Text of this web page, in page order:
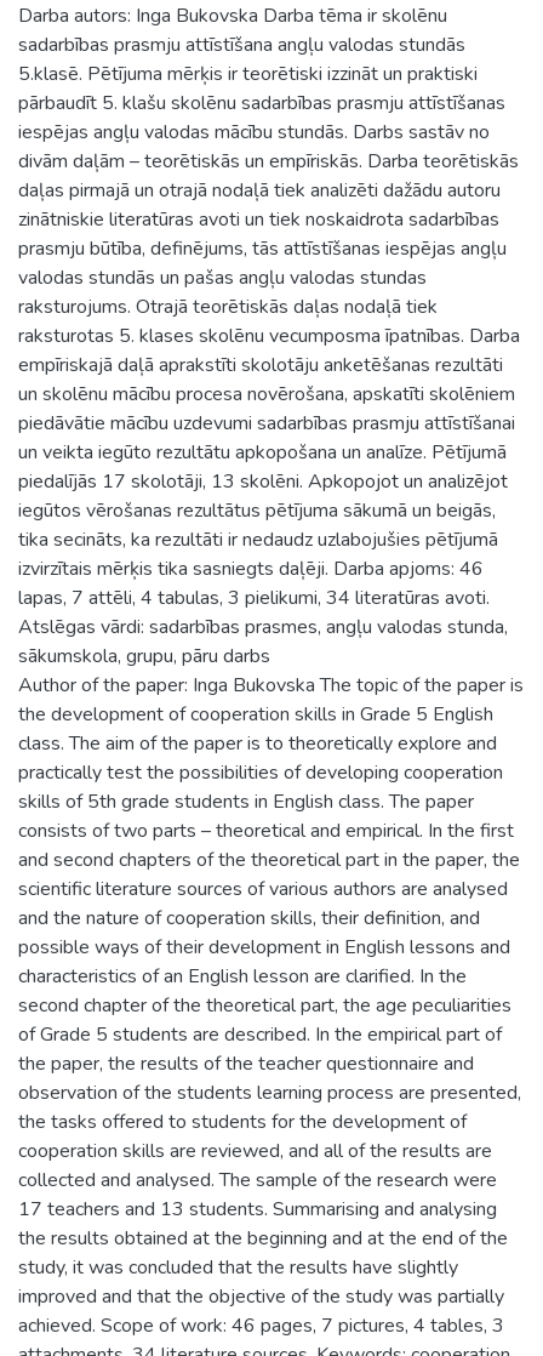
Darba autors: Inga Bukovska Darba tēma ir skolēnu
sadarbības prasmju attīstīšana angļu valodas stundās
5.klasē. Pētījuma mērķis ir teorētiski izzināt un praktiski
pārbaudīt 5. klašu skolēnu sadarbības prasmju attīstīšanas
iespējas angļu valodas mācību stundās. Darbs sastāv no
divām daļām – teorētiskās un empīriskās. Darba teorētiskās
daļas pirmajā un otrajā nodaļā tiek analizēti dažādu autoru
zinātniskie literatūras avoti un tiek noskaidrota sadarbības
prasmju būtība, definējums, tās attīstīšanas iespējas angļu
valodas stundās un pašas angļu valodas stundas
raksturojums. Otrajā teorētiskās daļas nodaļā tiek
raksturotas 5. klases skolēnu vecumposma īpatnības. Darba
empīriskajā daļā aprakstīti skolotāju anketēšanas rezultāti
un skolēnu mācību procesa novērošana, apskatīti skolēniem
piedāvātie mācību uzdevumi sadarbības prasmju attīstīšanai
un veikta iegūto rezultātu apkopošana un analīze. Pētījumā
piedalījās 17 skolotāji, 13 skolēni. Apkopojot un analizējot
iegūtos vērošanas rezultātus pētījuma sākumā un beigās,
tika secināts, ka rezultāti ir nedaudz uzlabojušies pētījumā
izvirzītais mērķis tika sasniegts daļēji. Darba apjoms: 46
lapas, 7 attēli, 4 tabulas, 3 pielikumi, 34 literatūras avoti.
Atslēgas vārdi: sadarbības prasmes, angļu valodas stunda,
sākumskola, grupu, pāru darbs
Author of the paper: Inga Bukovska The topic of the paper is
the development of cooperation skills in Grade 5 English
class. The aim of the paper is to theoretically explore and
practically test the possibilities of developing cooperation
skills of 5th grade students in English class. The paper
consists of two parts – theoretical and empirical. In the first
and second chapters of the theoretical part in the paper, the
scientific literature sources of various authors are analysed
and the nature of cooperation skills, their definition, and
possible ways of their development in English lessons and
characteristics of an English lesson are clarified. In the
second chapter of the theoretical part, the age peculiarities
of Grade 5 students are described. In the empirical part of
the paper, the results of the teacher questionnaire and
observation of the students learning process are presented,
the tasks offered to students for the development of
cooperation skills are reviewed, and all of the results are
collected and analysed. The sample of the research were
17 teachers and 13 students. Summarising and analysing
the results obtained at the beginning and at the end of the
study, it was concluded that the results have slightly
improved and that the objective of the study was partially
achieved. Scope of work: 46 pages, 7 pictures, 4 tables, 3